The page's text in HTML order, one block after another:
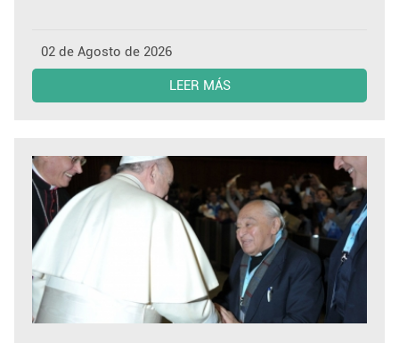
02 de Agosto de 2026
LEER MÁS